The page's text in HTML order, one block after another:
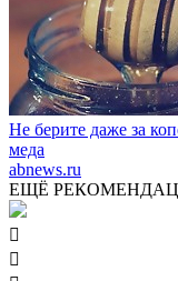
Не берите даже за
меда
abnews.ru
ЕЩЁ

